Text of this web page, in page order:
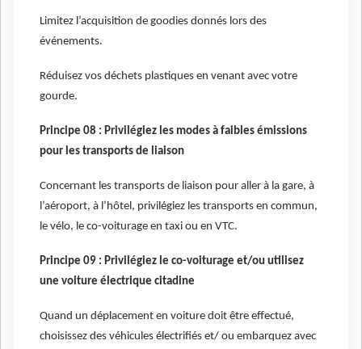
Limitez l’acquisition de goodies donnés lors des
événements.
Réduisez vos déchets plastiques en venant avec votre
gourde.
Principe 08 : Privilégiez les modes à faibles émissions
pour les transports de liaison
Concernant les transports de liaison pour aller à la gare, à
l’aéroport, à l’hôtel, privilégiez les transports en commun,
le vélo, le co-voiturage en taxi ou en VTC.
Principe 09 : Privilégiez le co-voiturage et/ou utilisez
une voiture électrique citadine
Quand un déplacement en voiture doit être effectué,
choisissez des véhicules électrifiés et/ ou embarquez avec